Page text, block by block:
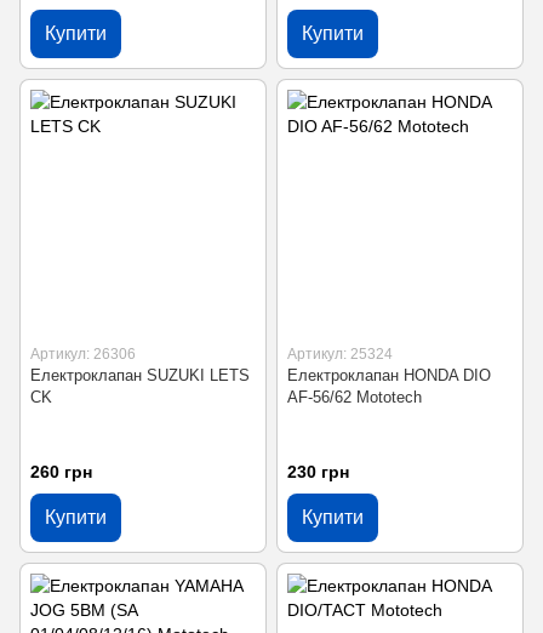
Купити Купити
Артикул: 26306
Електроклапан SUZUKI LETS
CK
260 грн
Купити
Артикул: 25324
Електроклапан HONDA DIO
AF-56/62 Mototech
230 грн
Купити